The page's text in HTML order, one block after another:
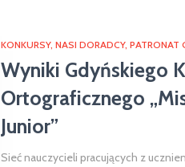
KONKURSY NASI DORADCY PATRONAT
Wyniki Gdyńskiego
Ortograficznego
Junior”
Sieć nauczycieli pracujących z